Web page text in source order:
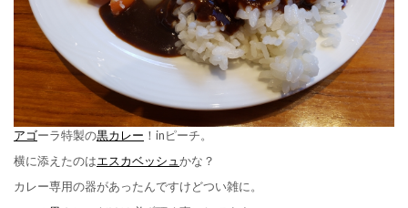
アゴーラ特製の黒カレー ！inピーチ。
横に添えたのはエスカベッシュ かな？
カレー専用の器があったんですけどつい雑に。